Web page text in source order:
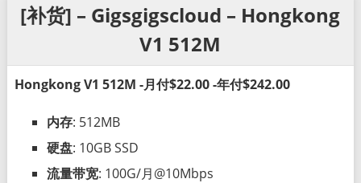
[补货] – Gigsgigscloud – Hongkong
V1 512M
Hongkong V1 512M -月付$22.00 -年付$242.00
内存: 512MB
硬盘: 10GB SSD
流量带宽: 100G/月@10Mbps